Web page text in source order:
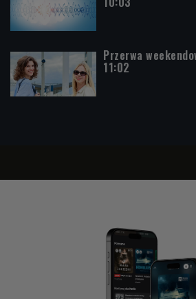
Przerwa
11:02